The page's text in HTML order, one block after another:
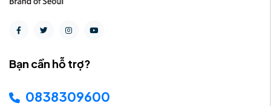
Bạn cần hỗ trợ?
0838309600